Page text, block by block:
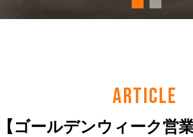
ARTICLE
【ゴールデンウィーク営